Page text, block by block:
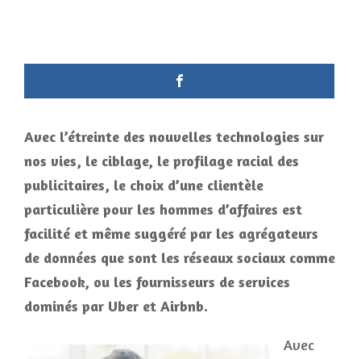
Avec l’étreinte des nouvelles technologies sur
nos vies, le ciblage, le profilage racial des
publicitaires, le choix d’une clientèle
particulière pour les hommes d’affaires est
facilité et même suggéré par les agrégateurs
de données que sont les réseaux sociaux comme
Facebook, ou les fournisseurs de services
dominés par Uber et Airbnb.
Avec